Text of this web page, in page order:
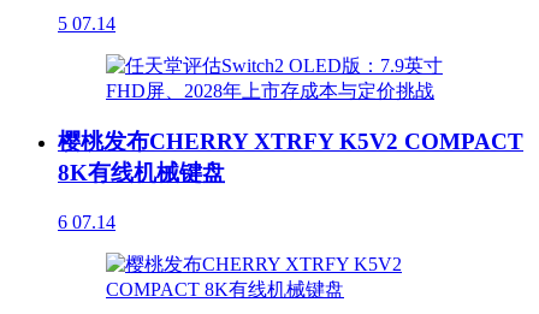
5 07.14
樱桃发布CHERRY XTRFY K5V2 COMPACT
8K有线机械键盘
6 07.14